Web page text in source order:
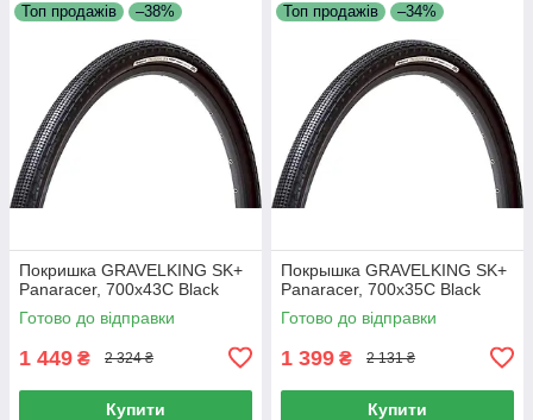
Топ продажів –38%
Покришка GRAVELKING SK+
Panaracer, 700x43C Black
Готово до відправки
1 449 ₴ 2 324 ₴
Купити
Топ продажів –34%
Покрышка GRAVELKING SK+
Panaracer, 700x35C Black
Готово до відправки
1 399 ₴ 2 131 ₴
Купити